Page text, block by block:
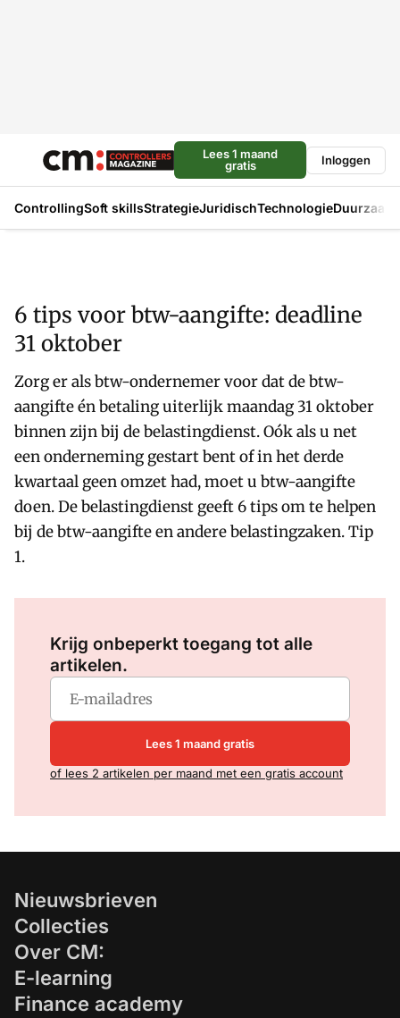
Lees 1 maand
gratis
Inloggen
ControllingSoft skillsStrategieJuridischTechnologie
6 tips voor btw-aangifte: deadline
31 oktober
Zorg er als btw-ondernemer voor dat de btw-
aangifte én betaling uiterlijk maandag 31 oktober
binnen zijn bij de belastingdienst. Oók als u net
een onderneming gestart bent of in het derde
kwartaal geen omzet had, moet u btw-aangifte
doen. De belastingdienst geeft 6 tips om te helpen
bij de btw-aangifte en andere belastingzaken. Tip
1.
Krijg onbeperkt toegang tot alle
artikelen.
Lees 1 maand gratis
of lees 2 artikelen per maand met een gratis account
Nieuwsbrieven
Collecties
Over CM:
E-learning
Finance academy